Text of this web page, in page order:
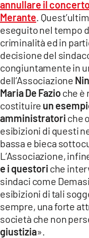
LACONAIR.IT
LACITYMAG.IT
ILREGGINO.IT
COSENZACHANNEL.IT
ILVIBONESE.IT
LACAPITALENEWS.IT
App
ANDROID
APPLE
annullare il
Merante.
eseguito nel tempo
criminalità ed in
decisione del
congiuntamente in
dell’Associazione
Maria De Fazioche è
costituire un
amministratori che
esibizioni di questi
bassa e bieca
L’Associazione,
e i questori che
sindaci come
esibizioni di tali
sempre, una forte
società che non
giustizia».